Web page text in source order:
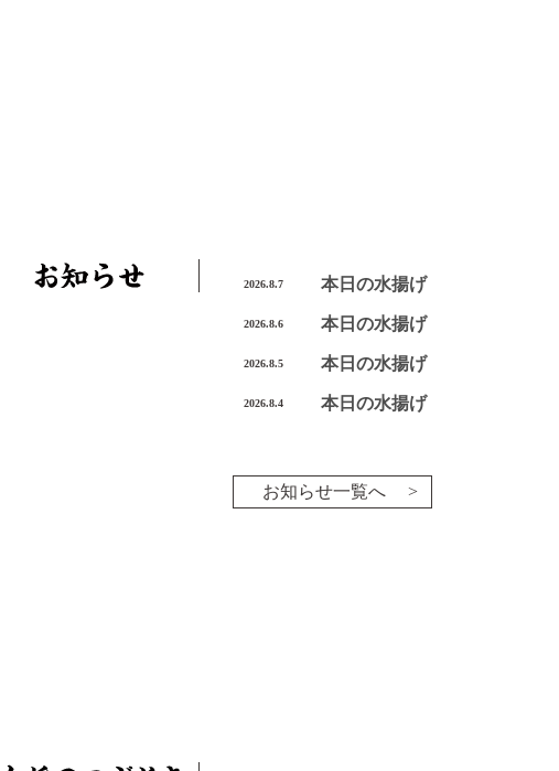
2026.8.7 本日の水揚げ
2026.8.6 本日の水揚げ
2026.8.5 本日の水揚げ
2026.8.4 本日の水揚げ
お知らせ一覧へ